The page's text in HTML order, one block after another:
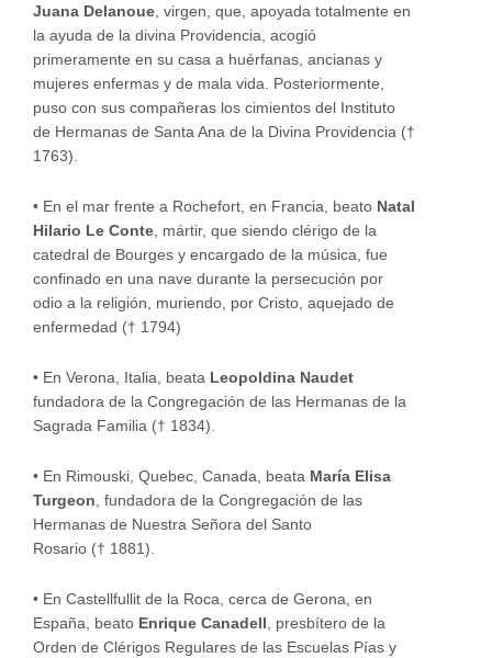
Juana Delanoue, virgen, que, apoyada totalmente en
la ayuda de la divina Providencia, acogió
primeramente en su casa a huérfanas, ancianas y
mujeres enfermas y de mala vida. Posteriormente,
puso con sus compañeras los cimientos del Instituto
de Hermanas de Santa Ana de la Divina Providencia (†
1763).
• En el mar frente a Rochefort, en Francia, beato Natal
Hilario Le Conte, mártir, que siendo clérigo de la
catedral de Bourges y encargado de la música, fue
confinado en una nave durante la persecución por
odio a la religión, muriendo, por Cristo, aquejado de
enfermedad († 1794)
• En Verona, Italia, beata Leopoldina Naudet
fundadora de la Congregación de las Hermanas de la
Sagrada Familia († 1834).
• En Rimouski, Quebec, Canada, beata María Elisa
Turgeon, fundadora de la Congregación de las
Hermanas de Nuestra Señora del Santo
Rosario († 1881).
• En Castellfullit de la Roca, cerca de Gerona, en
España, beato Enrique Canadell , presbítero de la
Orden de Clérigos Regulares de las Escuelas Pías y